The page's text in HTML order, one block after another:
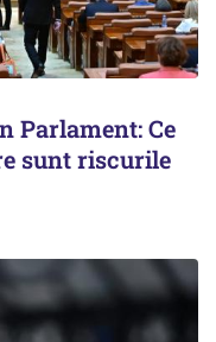
Parlament: Ce
sunt riscurile